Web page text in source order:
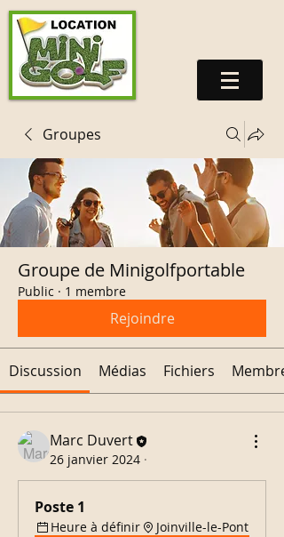
Groupes
Groupe de Minigolfportable
Public · 1 membre
Rejoindre
Discussion Médias Fichiers
Marc Duvert
26 janvier 2024 ·
Poste 1
Heure à définir
Joinville-le-Pont